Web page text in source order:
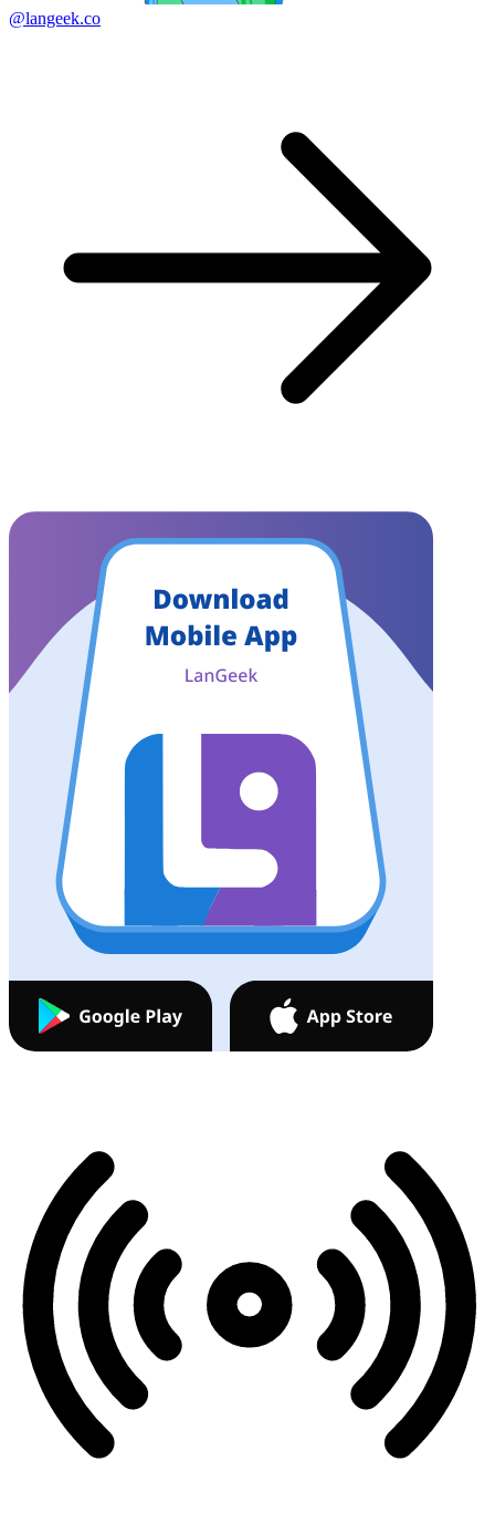
@langeek.co